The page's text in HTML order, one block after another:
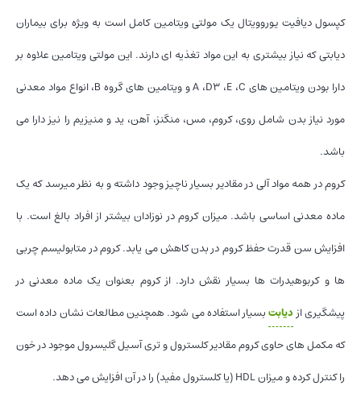
کپسول دیافیت یوروویتال یک مولتی ویتامین کامل است به ویژه برای بیماران
دیابتی که نیاز بیشتری به این مواد تغذیه ای دارند. این مولتی ویتامین علاوه بر
دارا بودن ویتامین های A ،D3 ،E ،C و ویتامین های گروه B، انواع مواد معدنی
مورد نیاز بدن شامل روی، کروم، مس، منگنز، آهن، ید و منیزیم را نیز دارا می
باشد.
کروم در همه مواد آلی در مقادیر بسیار ناچیز وجود داشته و به نظر میرسد که یک
ماده معدنی اساسی باشد. میزان کروم در نوزادان بیشتر از افراد بالغ است. با
افزایش سن قدرت حفظ کروم در بدن کاهش می یابد. کروم در متابولیسم چربی
ها و کربوهیدرات ها بسیار نقش دارد. از کروم بعنوان یک ماده معدنی در
پیشگیری از دیابتبسیار استفاده می شود. همچنین مطالعات نشان داده است
که مکمل های حاوی کروم مقادیر کلسترول و تری آسیل گلیسرول موجود در خون
را کنترل کرده و میزان HDL (یا کلسترول مفید) را در آن افزایش می دهد.